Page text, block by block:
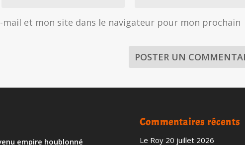
et mon site dans le navigateur pour mon prochain
empire houblonné
Commentaires récents
Le Roy 20 juillet 2026